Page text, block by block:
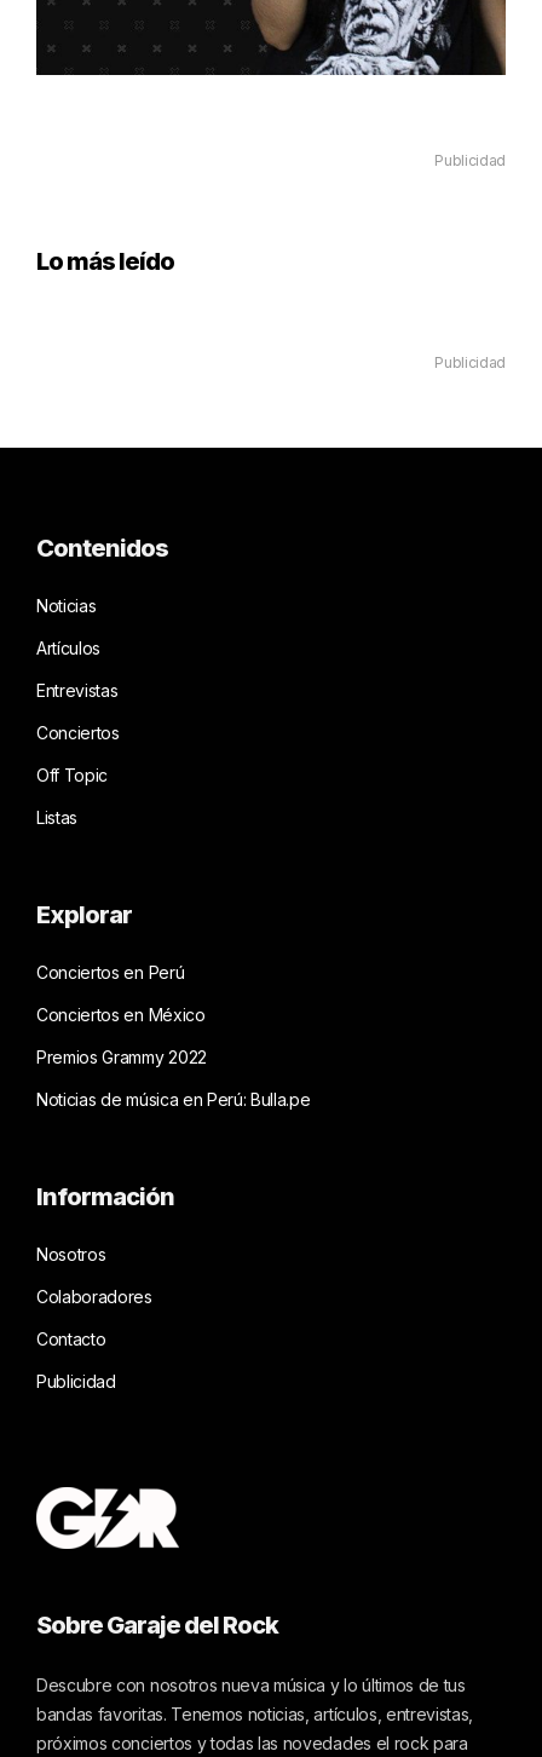
Publicidad
Lo más leído
Publicidad
Contenidos
Noticias
Artículos
Entrevistas
Conciertos
Off Topic
Listas
Explorar
Conciertos en Perú
Conciertos en México
Premios Grammy 2022
Noticias de música en Perú: Bulla.pe
Información
Nosotros
Colaboradores
Contacto
Publicidad
Sobre Garaje del Rock
Descubre con nosotros nueva música y lo últimos de tus
bandas favoritas. Tenemos noticias, artículos, entrevistas,
próximos conciertos y todas las novedades el rock para